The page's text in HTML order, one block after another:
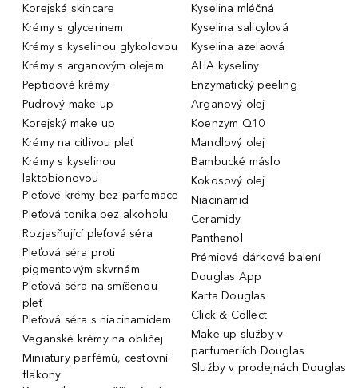
Korejská skincare
Krémy s glycerinem
Krémy s kyselinou glykolovou
Krémy s arganovým olejem
Peptidové krémy
Pudrový make-up
Korejský make up
Krémy na citlivou pleť
Krémy s kyselinou
laktobionovou
Pleťové krémy bez parfemace
Pleťová tonika bez alkoholu
Rozjasňující pleťová séra
Pleťová séra proti
pigmentovým skvrnám
Pleťová séra na smíšenou
pleť
Pleťová séra s niacinamidem
Veganské krémy na obličej
Miniatury parfémů, cestovní
flakony
Kyselina mléčná
Kyselina salicylová
Kyselina azelaová
AHA kyseliny
Enzymatický peeling
Arganový olej
Koenzym Q10
Mandlový olej
Bambucké máslo
Kokosový olej
Niacinamid
Ceramidy
Panthenol
Prémiové dárkové balení
Douglas App
Karta Douglas
Click & Collect
Make-up služby v
parfumeriích Douglas
Služby v prodejnách Douglas